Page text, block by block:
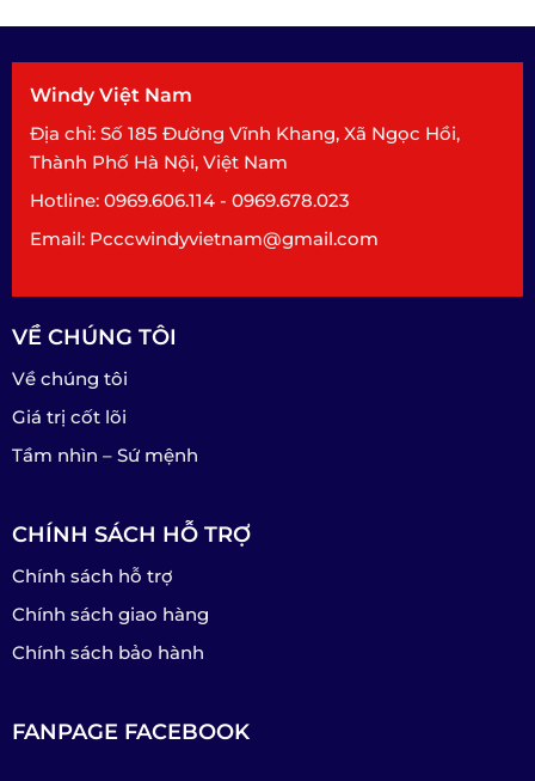
Windy Việt Nam
Địa chỉ: Số 185 Đường Vĩnh Khang, Xã Ngọc Hồi,
Thành Phố Hà Nội, Việt Nam
Hotline: 0969.606.114 - 0969.678.023
Email: Pcccwindyvietnam@gmail.com
VỀ CHÚNG TÔI
Về chúng tôi
Giá trị cốt lõi
Tầm nhìn – Sứ mệnh
CHÍNH SÁCH HỖ TRỢ
Chính sách hỗ trợ
Chính sách giao hàng
Chính sách bảo hành
FANPAGE FACEBOOK